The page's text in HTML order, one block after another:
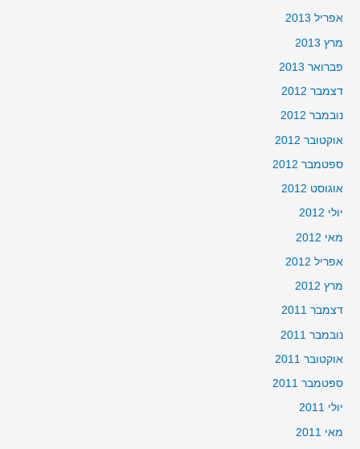
אפריל 2013
מרץ 2013
פברואר 2013
דצמבר 2012
נובמבר 2012
אוקטובר 2012
ספטמבר 2012
אוגוסט 2012
יולי 2012
מאי 2012
אפריל 2012
מרץ 2012
דצמבר 2011
נובמבר 2011
אוקטובר 2011
ספטמבר 2011
יולי 2011
מאי 2011